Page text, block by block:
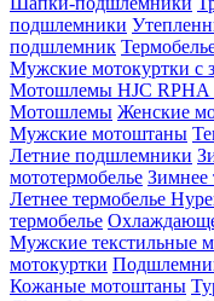
подшлемники
подшлемник
Мужские мотокуртки с
Мотошлемы HJC RPHA
Мотошлемы Женские
Мужские мотоштаны
Летние подшлемники
мототермобелье Зимнее
Летнее термобелье
термобелье
Мужские текстильные
мотокуртки
Кожаные мотоштаны